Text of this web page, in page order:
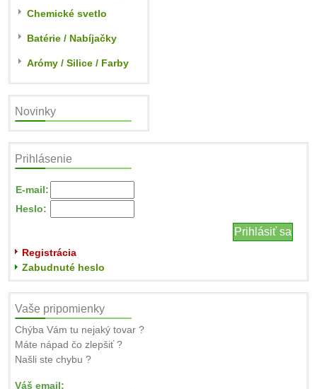
Chemické svetlo
Batérie / Nabíjačky
Arómy / Silice / Farby
Novinky
Prihlásenie
E-mail:
Heslo:
Registrácia
Zabudnuté heslo
Vaše pripomienky
Chýba Vám tu nejaký tovar ?
Máte nápad čo zlepšiť ?
Našli ste chybu ?
Váš email: